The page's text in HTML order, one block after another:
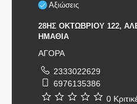
Αξιώσεις
28ΗΣ ΟΚΤΩΒΡΙΟΥ 122,
ΗΜΑΘΙΑ
ΑΓΟΡΑ
2333022629
6976135386
0